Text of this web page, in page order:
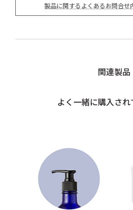
製品に関するよくあるお問合せ
関連製品
よく一緒に購入さ